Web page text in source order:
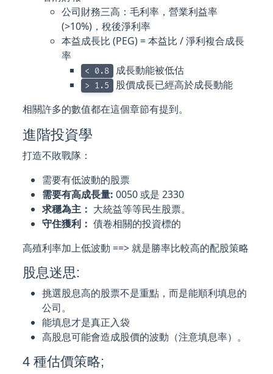
公司財務三高：毛利率，營業利益率
(>10%)，稅後淨利率
本益成長比 (PEG) = 本益比 / 淨利複合成長
率
< 0.8 成長動能被低估
> 1.5 股價成長已經高於成長動能
相關許多的數值都在這個章節有提到。
進階投資學
打造不敗戰隊：
需要有低波動的股票
需要有高成長量: 0050 或是 2330
求穩為主： 大統益等等民生股票。
守住獲利： 債卷相關的投資標的
高殖利率加上低波動 ==> 就是勝率比較高的配股策略
股息迷思:
挑選股息高的股票不是重點，而是能順利填息的
公司。
能填息才是真正入袋
高股息可能會造成股價的波動（注意填息率）。
4 種估價策略;